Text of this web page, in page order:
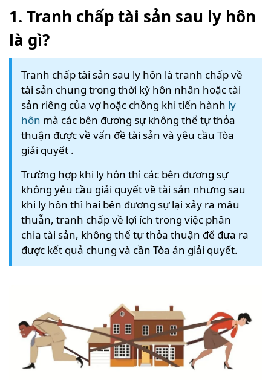
1. Tranh chấp tài sản sau ly hôn
là gì?
Tranh chấp tài sản sau ly hôn là tranh chấp về
tài sản chung trong thời kỳ hôn nhân hoặc tài
sản riêng của vợ hoặc chồng khi tiến hành ly
hôn mà các bên đương sự không thể tự thỏa
thuận được về vấn đề tài sản và yêu cầu Tòa
giải quyết .
Trường hợp khi ly hôn thì các bên đương sự
không yêu cầu giải quyết về tài sản nhưng sau
khi ly hôn thì hai bên đương sự lại xảy ra mâu
thuẫn, tranh chấp về lợi ích trong việc phân
chia tài sản, không thể tự thỏa thuận để đưa ra
được kết quả chung và cần Tòa án giải quyết.